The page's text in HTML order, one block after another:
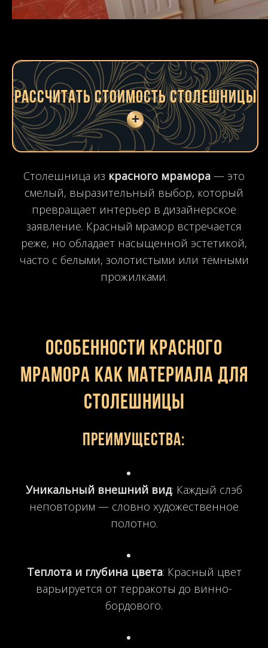
Рассчитать стоимость столешницы
+
Тип столешницы:
Кухонная В ванную
Прямая Угловая П-образная
Материал:
Мрамор Гранит Оникс
Кварцит
Кварц. агломерат
Агат
Травертин
Лабрадорит
Цвет:
Черный Белый Бежевый
Серый
Зеленый
Синий Голубой
Красный
Розовый
Коричневый Желтый
Размеры (мм):
Контактные данные:
Столешница из красного мрамора — это
смелый, выразительный выбор, который
превращает интерьер в дизайнерское
заявление. Красный мрамор встречается
реже, но обладает насыщенной эстетикой,
часто с белыми, золотистыми или тёмными
прожилками.
Особенности красного
мрамора как материала для
столешницы
Преимущества:
Уникальный внешний вид: Каждый слэб
неповторим — словно художественное
полотно.
Теплота и глубина цвета: Красный цвет
варьируется от терракоты до винно-
бордового.